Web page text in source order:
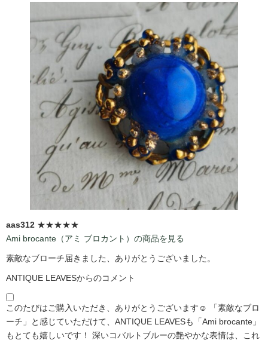
aas312 ★★★★★
Ami brocante（アミ ブロカント）の商品を見る
素敵なブローチ届きました、ありがとうございました。
ANTIQUE LEAVESからのコメント
このたびはご購入いただき、ありがとうございます☺️ 「素敵なブロ
ーチ」と感じていただけて、ANTIQUE LEAVESも「Ami brocante」
もとても嬉しいです！ 深いコバルトブルーの艶やかな表情は、これ